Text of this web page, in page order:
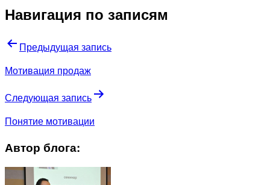
Навигация по записям
Предыдущая запись
Мотивация продаж
Следующая запись
Понятие мотивации
Автор блога: